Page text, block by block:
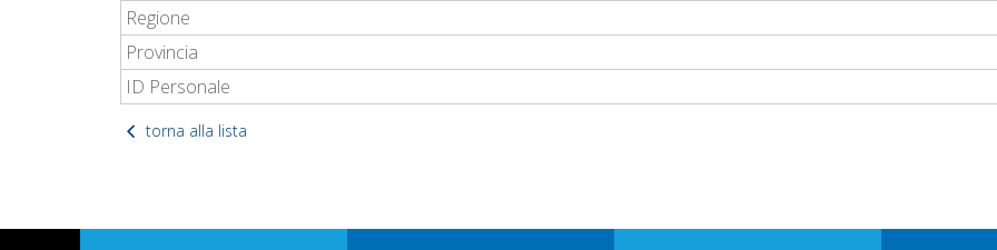
Regione
Provincia
ID Personale
torna alla lista